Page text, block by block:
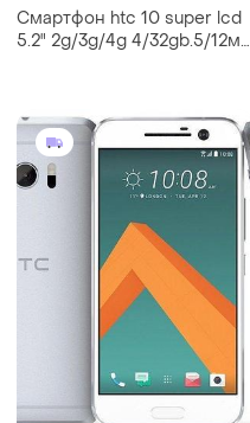
Смартфон htc 10 super lcd
5.2" 2g/3g/4g 4/32gb.5/12мп